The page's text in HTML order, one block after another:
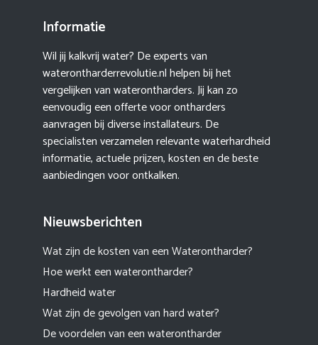
Informatie
Wil jij kalkvrij water? De experts van
waterontharderrevolutie.nl helpen bij het
vergelijken van waterontharders. Jij kan zo
eenvoudig een offerte voor ontharders
aanvragen bij diverse installateurs. De
specialisten verzamelen relevante waterhardheid
informatie, actuele prijzen, kosten en de beste
aanbiedingen voor ontkalken.
Nieuwsberichten
Wat zijn de kosten van een Waterontharder?
Hoe werkt een waterontharder?
Hardheid water
Wat zijn de gevolgen van hard water?
De voordelen van een waterontharder